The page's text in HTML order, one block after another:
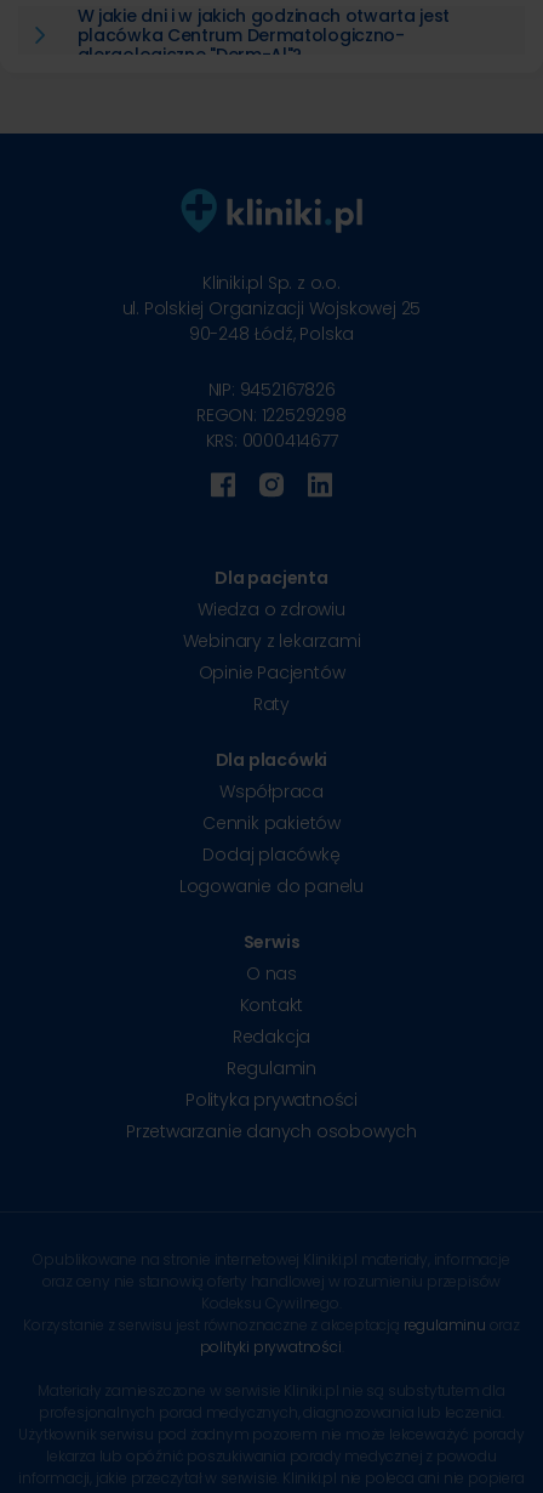
W jakie dni i w jakich godzinach otwarta jest
placówka Centrum Dermatologiczno-
alergologiczne "Derm-Al"?
Kliniki.pl Sp. z o.o.
ul. Polskiej Organizacji Wojskowej 25
90-248 Łódź, Polska
NIP: 9452167826
REGON: 122529298
KRS: 0000414677
Dla pacjenta
Wiedza o zdrowiu
Webinary z lekarzami
Opinie Pacjentów
Raty
Dla placówki
Współpraca
Cennik pakietów
Dodaj placówkę
Logowanie do panelu
Serwis
O nas
Kontakt
Redakcja
Regulamin
Polityka prywatności
Przetwarzanie danych osobowych
Opublikowane na stronie internetowej Kliniki.pl materiały, informacje
oraz ceny nie stanowią oferty handlowej w rozumieniu przepisów
Kodeksu Cywilnego.
Korzystanie z serwisu jest równoznaczne z akceptacją regulaminu oraz
polityki prywatności
Materiały zamieszczone w serwisie Kliniki.pl nie są substytutem dla
profesjonalnych porad medycznych, diagnozowania lub leczenia.
Użytkownik serwisu pod żadnym pozorem nie może lekceważyć porady
lekarza lub opóźnić poszukiwania porady medycznej z powodu
informacji, jakie przeczytał w serwisie. Kliniki.pl nie poleca ani nie popiera